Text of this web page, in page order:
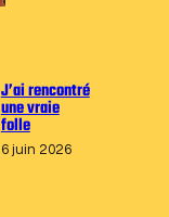
J’ai rencontré
une vraie
folle
6 juin 2026